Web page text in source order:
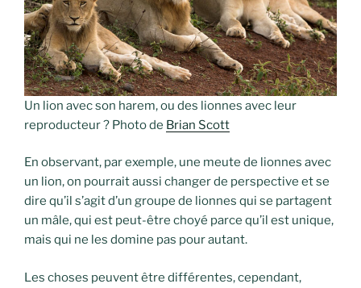
Un lion avec son harem, ou des lionnes avec leur
reproducteur ? Photo de Brian Scott
En observant, par exemple, une meute de lionnes avec
un lion, on pourrait aussi changer de perspective et se
dire qu’il s’agit d’un groupe de lionnes qui se partagent
un mâle, qui est peut-être choyé parce qu’il est unique,
mais qui ne les domine pas pour autant.
Les choses peuvent être différentes, cependant,